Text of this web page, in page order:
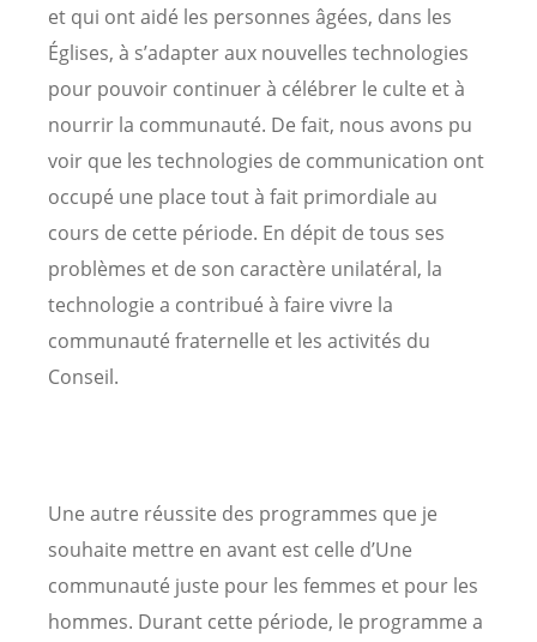
et qui ont aidé les personnes âgées, dans les
Églises, à s’adapter aux nouvelles technologies
pour pouvoir continuer à célébrer le culte et à
nourrir la communauté. De fait, nous avons pu
voir que les technologies de communication ont
occupé une place tout à fait primordiale au
cours de cette période. En dépit de tous ses
problèmes et de son caractère unilatéral, la
technologie a contribué à faire vivre la
communauté fraternelle et les activités du
Conseil.
Une autre réussite des programmes que je
souhaite mettre en avant est celle d’Une
communauté juste pour les femmes et pour les
hommes. Durant cette période, le programme a